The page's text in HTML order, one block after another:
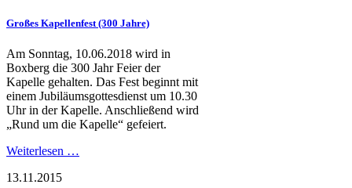
Großes Kapellenfest (300 Jahre)
Am Sonntag, 10.06.2018 wird in
Boxberg die 300 Jahr Feier der
Kapelle gehalten. Das Fest beginnt mit
einem Jubiläumsgottesdienst um 10.30
Uhr in der Kapelle. Anschließend wird
„Rund um die Kapelle“ gefeiert.
Weiterlesen …
13.11.2015